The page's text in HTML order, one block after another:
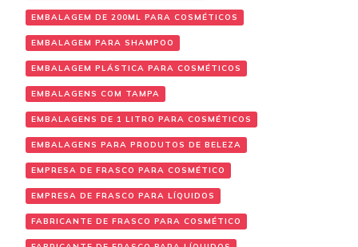
EMBALAGEM DE 200ML PARA COSMÉTICOS
EMBALAGEM PARA SHAMPOO
EMBALAGEM PLÁSTICA PARA COSMÉTICOS
EMBALAGENS COM TAMPA
EMBALAGENS DE 1 LITRO PARA COSMÉTICOS
EMBALAGENS PARA PRODUTOS DE BELEZA
EMPRESA DE FRASCO PARA COSMÉTICO
EMPRESA DE FRASCO PARA LÍQUIDOS
FABRICANTE DE FRASCO PARA COSMÉTICO